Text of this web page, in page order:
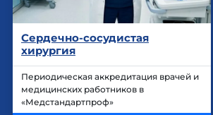
Сердечно-сосудистая
хирургия
Периодическая аккредитация врачей и
медицинских работников в
«Медстандартпроф»